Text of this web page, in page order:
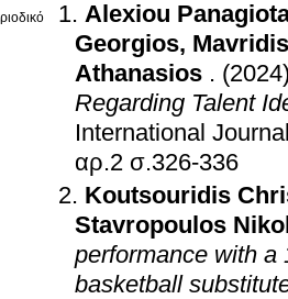
Alexiou
Georgios,
Athanasios .
Regarding Talent
International
αρ.2 σ.326-336
Koutsouridis
Stavropoulos
performance with a
basketball